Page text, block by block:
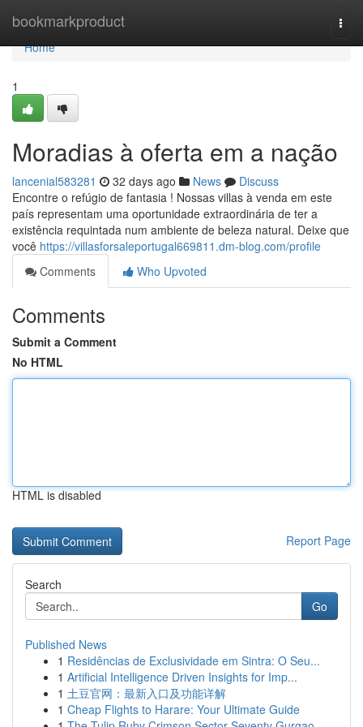
bookmarkproduct
Home
Home
1
Moradias à oferta em a nação
lancenial583281 32 days ago News
Discuss
Encontre o refúgio de fantasia ! Nossas villas à venda em este
país representam uma oportunidade extraordinária de ter a
existência requintada num ambiente de beleza natural. Deixe que
você https://villasforsaleportugal669811.dm-blog.com/profile
Comments
Who Upvoted
Comments
Submit a Comment
No HTML
HTML is disabled
Report Page
Search
Go
Published News
1 Residências de Exclusividade em Sintra: O Seu...
1 Artificial Intelligence Driven Insights for Imp...
1 土豆官网：最新入口及功能详解
1 Cheap Flights to Harare: Your Ultimate Guide